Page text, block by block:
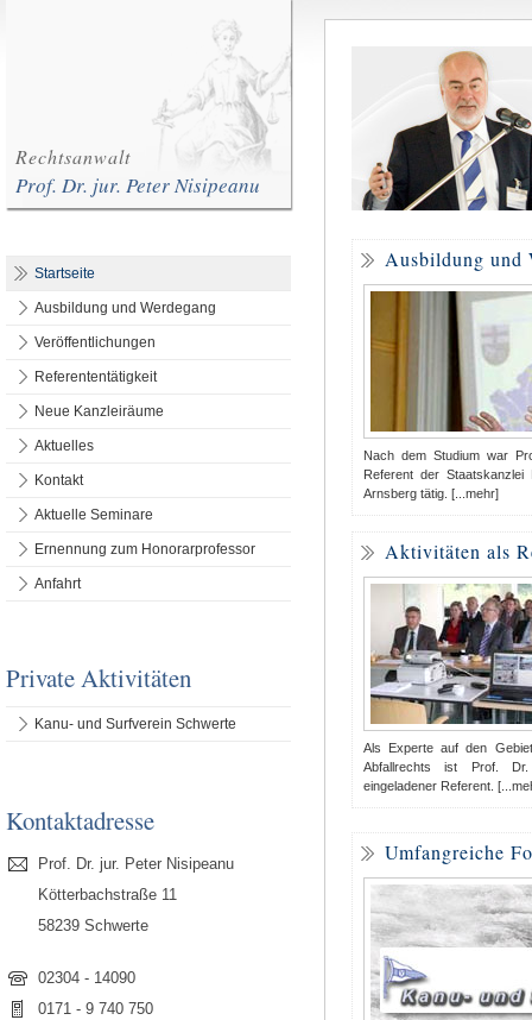
Rechtsanwalt
Prof. Dr. jur. Peter Nisipeanu
Startseite
Ausbildung und Werdegang
Veröffentlichungen
Referententätigkeit
Neue Kanzleiräume
Aktuelles
Kontakt
Aktuelle Seminare
Ernennung zum Honorarprofessor
Anfahrt
Private Aktivitäten
Kanu- und Surfverein Schwerte
Kontaktadresse
Prof. Dr. jur. Peter Nisipeanu
Kötterbachstraße 11
58239 Schwerte
02304 - 14090
0171 - 9 740 750
Ausbildung und
Nach dem Studium war
Referent der
Arnsberg tätig. [...mehr]
Aktivitäten als
Als Experte auf den
Abfallrechts ist Prof.
eingeladener Referent.
Umfangreiche